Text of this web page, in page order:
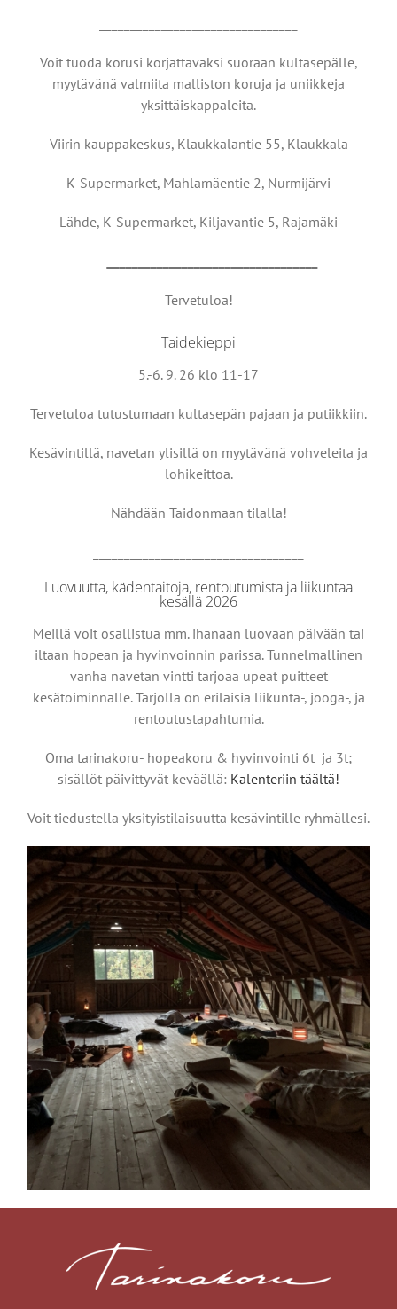
Voit tuoda korusi korjattavaksi suoraan kultasepälle,
myytävänä valmiita malliston koruja ja uniikkeja
yksittäiskappaleita.
Viirin kauppakeskus, Klaukkalantie 55, Klaukkala
K-Supermarket, Mahlamäentie 2, Nurmijärvi
Lähde, K-Supermarket, Kiljavantie 5, Rajamäki
Tervetuloa!
Taidekieppi
5.-6. 9. 26 klo 11-17
Tervetuloa tutustumaan kultasepän pajaan ja putiikkiin.
Kesävintillä, navetan ylisillä on myytävänä vohveleita ja
lohikeittoa.
Nähdään Taidonmaan tilalla!
Luovuutta, kädentaitoja, rentoutumista ja liikuntaa
kesällä 2026
Meillä voit osallistua mm. ihanaan luovaan päivään tai
iltaan hopean ja hyvinvoinnin parissa. Tunnelmallinen
vanha navetan vintti tarjoaa upeat puitteet
kesätoiminnalle. Tarjolla on erilaisia liikunta-, jooga-, ja
rentoutustapahtumia.
Oma tarinakoru- hopeakoru & hyvinvointi 6t ja 3t;
sisällöt päivittyvät keväällä: Kalenteriin täältä!
Voit tiedustella yksityistilaisuutta kesävintille ryhmällesi.